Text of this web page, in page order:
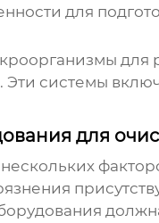
для
системы
для